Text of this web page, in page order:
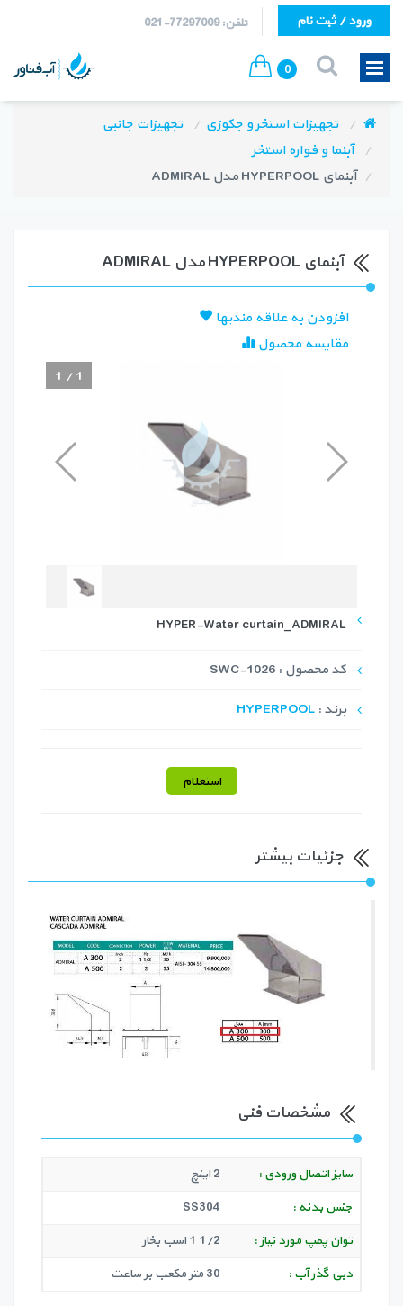
تلفن: 77297009-021 ورود / ثبت نام
0
تجهیزات استخر و جکوزی
تجهیزات جانبی
آبنما و فواره استخر
آبنمای HYPERPOOL مدل ADMIRAL
آبنمای HYPERPOOL مدل ADMIRAL
افزودن به علاقه مندیها
مقایسه محصول
1 /1
HYPER-Water curtain_ADMIRAL
کد محصول : SWC-1026
برند : HYPERPOOL
استعلام
جزئیات بیشتر
مشخصات فنی
سایز اتصال ورودی :
2 اینچ
جنس بدنه :
SS304
توان پمپ مورد نیاز :
1/2 1 اسب بخار
دبی گذر آب :
30 متر مکعب بر ساعت